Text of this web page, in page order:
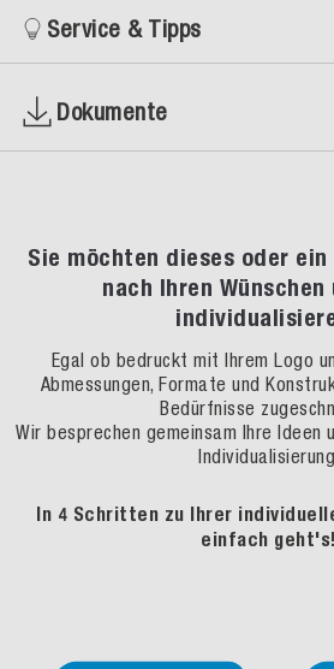
Service & Tipps
Dokumente
Sie möchten dieses oder
nach Ihren Wünschen
Egal ob bedruckt mit Ihrem Logo
Abmessungen, Formate und
Bedürfnisse
Wir besprechen gemeinsam Ihre Ideen
In 4 Schritten zu Ihrer
einfach geht's!